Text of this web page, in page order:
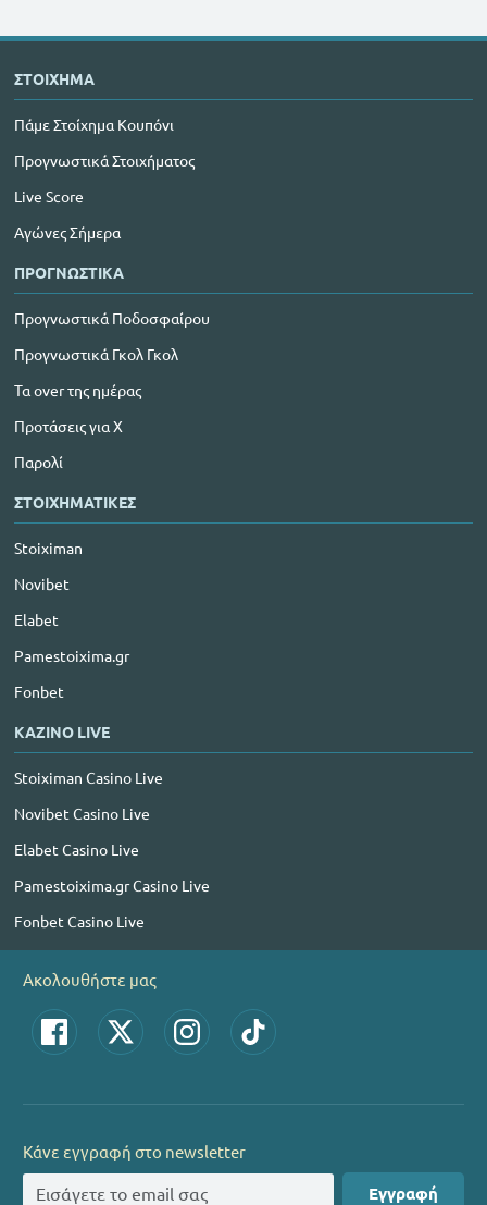
ΣΤΟΙΧΗΜΑ
Πάμε Στοίχημα Κουπόνι
Προγνωστικά Στοιχήματος
Live Score
Αγώνες Σήμερα
ΠΡΟΓΝΩΣΤΙΚΑ
Προγνωστικά Ποδοσφαίρου
Προγνωστικά Γκολ Γκολ
Τα over της ημέρας
Προτάσεις για Χ
Παρολί
ΣΤΟΙΧΗΜΑΤΙΚΕΣ
Stoiximan
Novibet
Elabet
Pamestoixima.gr
Fonbet
ΚΑΖΙΝΟ LIVE
Stoiximan Casino Live
Novibet Casino Live
Elabet Casino Live
Pamestoixima.gr Casino Live
Fonbet Casino Live
Ακολουθήστε μας
Κάνε εγγραφή στο newsletter
Εγγραφή